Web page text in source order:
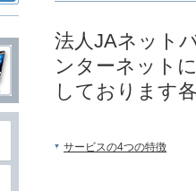
法人JAネット
ンターネット
しております
サービスの4つの特徴